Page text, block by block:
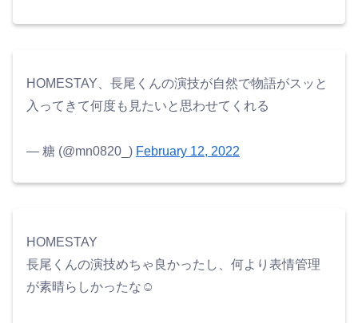
HOMESTAY、長尾くんの演技が自然で物語がスッと
入ってきて何度も見たいと思わせてくれる
— 糖 (@mn0820_) February 12, 2022
HOMESTAY
長尾くんの演技めちゃ良かったし、何より表情管理
が素晴らしかったな☺️